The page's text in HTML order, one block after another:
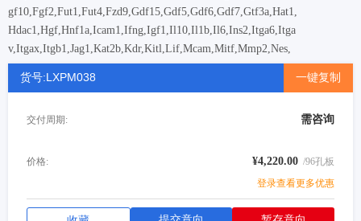
gf10,Fgf2,Fut1,Fut4,Fzd9,Gdf15,Gdf5,Gdf6,Gdf7,Gtf3a,Hat1,
Hdac1,Hgf,Hnf1a,Icam1,Ifng,Igf1,Il10,Il1b,Il6,Ins2,Itga6,Itga
v,Itgax,Itgb1,Jag1,Kat2b,Kdr,Kitl,Lif,Mcam,Mitf,Mmp2,Nes,
Ngfr,Notch1,Nt5e,Nudt6,Pdgfrb,Pigs,Pou5f1,Pparg,Prom1,Ptk
2,Ptprc,Rhoa,Runx2,Slc17a5,Smad4,Smurf1,Smurf2,Sox2,Sox
nt3a,Zfp42
货号:LXPM038 一键复制
交付周期: 需咨询
价格: ¥4,220.00 /96孔板
登录查看更多优惠